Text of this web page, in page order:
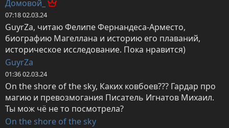
Домовой_
07:18 02.03.24
GuyrZa, читаю Фелипе Фернандеса-Арместо,
биографию Магеллана и историю его плаваний,
историческое исследование. Пока нравится)
GuyrZa
01:36 02.03.24
On the shore of the sky, Каких ковбоев??? Гардар про
магию и превозмогания Писатель Игнатов Михаил.
Ты мож чё не то посмотрела?
On the shore of the sky